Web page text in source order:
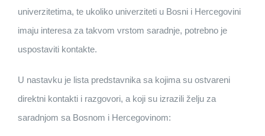
univerzitetima, te ukoliko univerziteti u Bosni i Hercegovini
imaju interesa za takvom vrstom saradnje, potrebno je
uspostaviti kontakte.
U nastavku je lista predstavnika sa kojima su ostvareni
direktni kontakti i razgovori, a koji su izrazili želju za
saradnjom sa Bosnom i Hercegovinom: